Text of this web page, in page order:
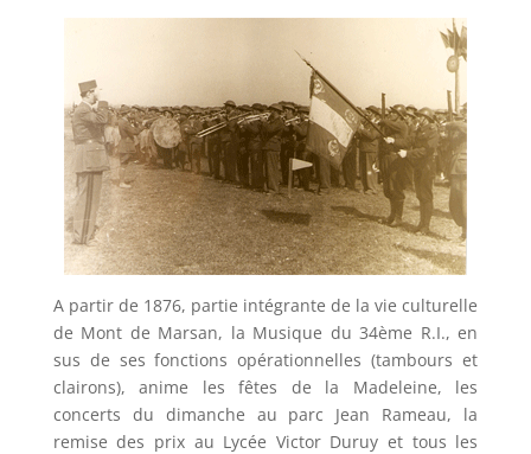
A partir de 1876, partie intégrante de la vie culturelle
de Mont de Marsan, la Musique du 34ème R.I., en
sus de ses fonctions opérationnelles (tambours et
clairons), anime les fêtes de la Madeleine, les
concerts du dimanche au parc Jean Rameau, la
remise des prix au Lycée Victor Duruy et tous les